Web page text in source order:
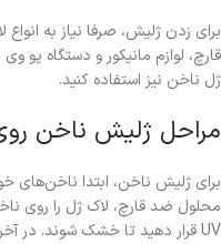
قارچ، لوازم‌ مانیکور و دستگاه یو
ژل ناخن نیز استفاده کنید.
مراحل ژلیش ناخن
برای ژلیش ناخن، ابتدا ناخن‌های
محلول ضد قارچ، لاک ژل را روی
UV قرار دهید تا خشک شوند. در آخر هم از تاپ کت ژلیش استفاده کنید.